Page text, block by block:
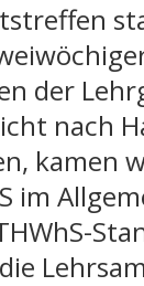
der
nach
kamen
im